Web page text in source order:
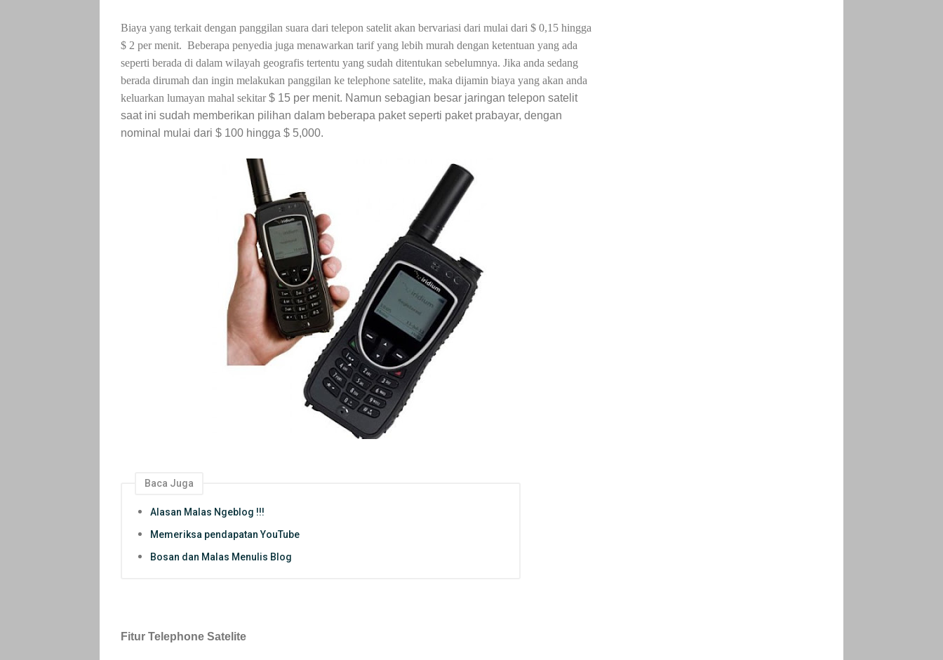
Biaya yang terkait dengan panggilan suara dari telepon satelit akan bervariasi dari mulai dari $ 0,15 hingga
$ 2 per menit. Beberapa penyedia juga menawarkan tarif yang lebih murah dengan ketentuan yang ada
seperti berada di dalam wilayah geografis tertentu yang sudah ditentukan sebelumnya. Jika anda sedang
berada dirumah dan ingin melakukan panggilan ke telephone satelite, maka dijamin biaya yang akan anda
keluarkan lumayan mahal sekitar$ 15 per menit. Namun sebagian besar jaringan telepon satelit
saat ini sudah memberikan pilihan dalam beberapa paket seperti paket prabayar, dengan
nominal mulai dari $ 100 hingga $ 5,000.
Baca Juga
Alasan Malas Ngeblog !!!
Memeriksa pendapatan YouTube
Bosan dan Malas Menulis Blog
Fitur Telephone Satelite